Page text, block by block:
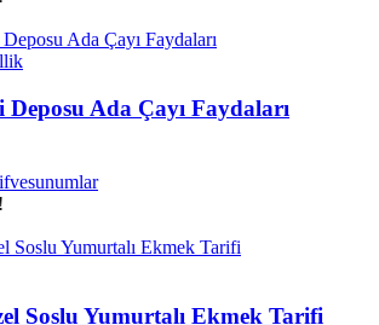
Ada Çayı Faydaları
Soslu Yumurtalı Ekmek Tarifi